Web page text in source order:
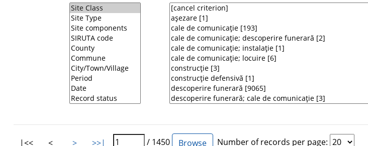
|<< < > >>| / 1450 Number of records per page: